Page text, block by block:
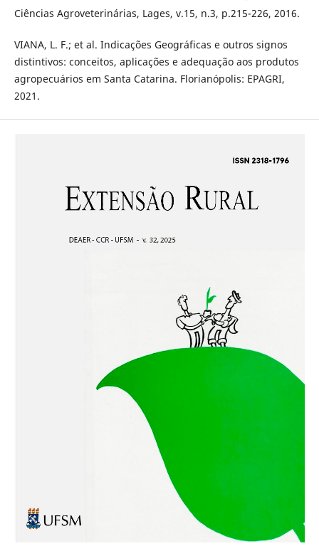
Ciências Agroveterinárias, Lages, v.15, n.3, p.215-226, 2016.
VIANA, L. F.; et al. Indicações Geográficas e outros signos
distintivos: conceitos, aplicações e adequação aos produtos
agropecuários em Santa Catarina. Florianópolis: EPAGRI,
2021.